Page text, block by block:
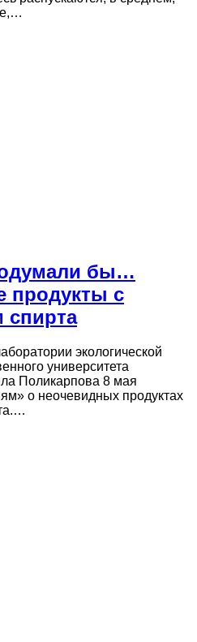
бы…
продукты с
спирта
экологической
университета
Поликарпова 8 мая
о неочевидных продуктах